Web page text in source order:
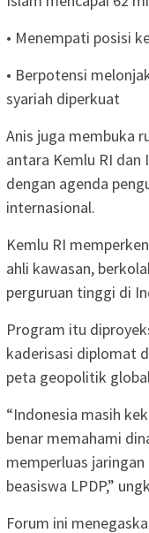
• Menempati posisi
• Berpotensi
syariah diperkuat
Anis juga membuka
antara Kemlu RI dan
dengan agenda
internasional.
Kemlu RI
ahli kawasan,
perguruan tinggi di
Program itu
kaderisasi diplomat
peta geopolitik
“Indonesia masih
benar memahami
memperluas
beasiswa LPDP,”
Forum ini